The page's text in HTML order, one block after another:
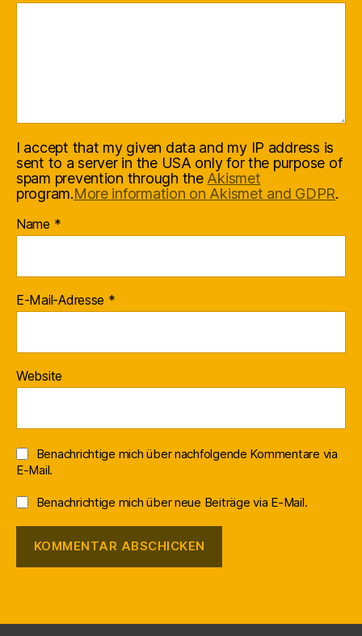
I accept that my given data and my IP address is
sent to a server in the USA only for the purpose of
spam prevention through the Akismet
program.More information on Akismet and GDPR.
Name *
E-Mail-Adresse *
Website
Benachrichtige mich über nachfolgende Kommentare via
E-Mail.
Benachrichtige mich über neue Beiträge via E-Mail.